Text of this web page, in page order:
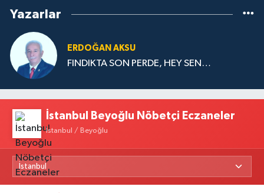
Yazarlar
ERDOĞAN AKSU
FINDIKTA SON PERDE, HEY SEN…
İstanbul Beyoğlu Nöbetçi Eczaneler
İstanbul / Beyoğlu